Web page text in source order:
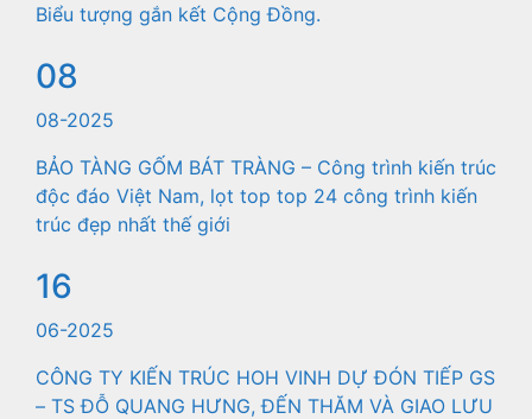
Biểu tượng gắn kết Cộng Đồng.
08
08-2025
BẢO TÀNG GỐM BÁT TRÀNG – Công trình kiến trúc
độc đáo Việt Nam, lọt top top 24 công trình kiến
trúc đẹp nhất thế giới
16
06-2025
CÔNG TY KIẾN TRÚC HOH VINH DỰ ĐÓN TIẾP GS
– TS ĐỖ QUANG HƯNG, ĐẾN THĂM VÀ GIAO LƯU